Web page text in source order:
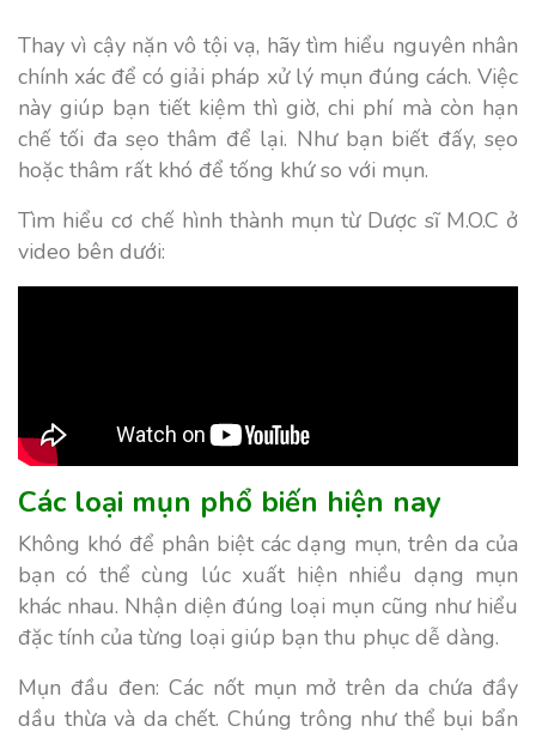
Thay vì cậy nặn vô tội vạ, hãy tìm hiểu nguyên nhân
chính xác để có giải pháp xử lý mụn đúng cách. Việc
này giúp bạn tiết kiệm thì giờ, chi phí mà còn hạn
chế tối đa sẹo thâm để lại. Như bạn biết đấy, sẹo
hoặc thâm rất khó để tống khứ so với mụn.
Tìm hiểu cơ chế hình thành mụn từ Dược sĩ M.O.C ở
video bên dưới:
Các loại mụn phổ biến hiện nay
Không khó để phân biệt các dạng mụn, trên da của
bạn có thể cùng lúc xuất hiện nhiều dạng mụn
khác nhau. Nhận diện đúng loại mụn cũng như hiểu
đặc tính của từng loại giúp bạn thu phục dễ dàng.
Mụn đầu đen: Các nốt mụn mở trên da chứa đầy
dầu thừa và da chết. Chúng trông như thể bụi bẩn